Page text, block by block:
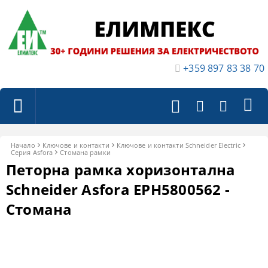
+359 897 83 38 70
Начало Ключове и контакти
Ключове и контакти Schneider Electric
Серия Asfora
Стомана рамки
Петорна рамка хоризонтална
Schneider Asfora EPH5800562 -
Стомана